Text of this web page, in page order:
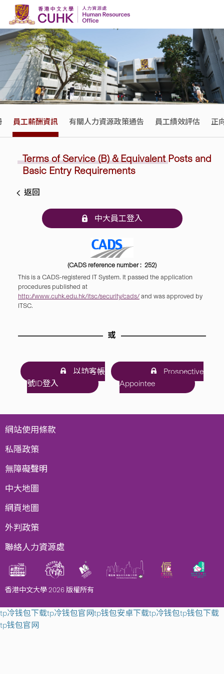
Skip to content
員工薪酬資訊 有關人力資源政策通告 員工績效評估 正
Terms of Service (B) &EquivalentPosts and
Basic Entry Requirements
返回
中大員工登入
(CADS reference number : 252)
This is a CADS-registered IT System. It passed the application
procedures published at
http://www.cuhk.edu.hk/itsc/security/cads/ and was approved by
ITSC.
或
以訪客帳
號ID登入
Prospective
Appointee
網站使用條款
私隱政策
無障礙聲明
中大地圖
網頁地圖
外判政策
聯絡人力資源處
香港中文大學 2026 版權所有
tp冷钱包下载tp冷钱包官网tp钱包安卓下载tp冷钱包tp钱包下载
tp钱包官网